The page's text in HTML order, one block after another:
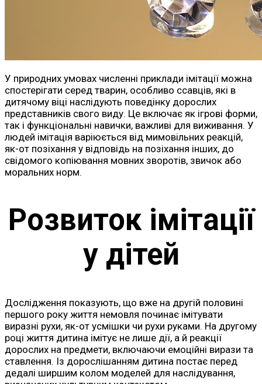
У природних умовах численні приклади імітації можна
спостерігати серед тварин, особливо ссавців, які в
дитячому віці наслідують поведінку дорослих
представників свого виду. Це включає як ігрові форми,
так і функціональні навички, важливі для виживання. У
людей імітація варіюється від мимовільних реакцій,
як-от позіхання у відповідь на позіхання інших, до
свідомого копіювання мовних зворотів, звичок або
моральних норм.
Розвиток імітації
у дітей
Дослідження показують, що вже на другій половині
першого року життя немовля починає імітувати
виразні рухи, як-от усмішки чи рухи руками. На другому
році життя дитина імітує не лише дії, а й реакції
дорослих на предмети, включаючи емоційні вирази та
ставлення. Із дорослішанням дитина постає перед
дедалі ширшим колом моделей для наслідування,